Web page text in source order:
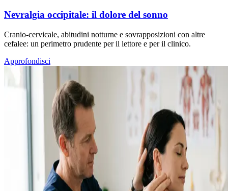
Nevralgia occipitale: il dolore del sonno
Cranio-cervicale, abitudini notturne e sovrapposizioni con altre
cefalee: un perimetro prudente per il lettore e per il clinico.
Approfondisci